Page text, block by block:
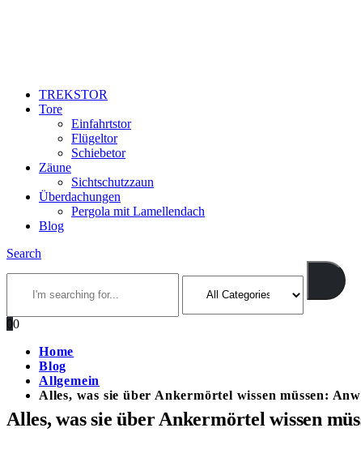
TREKSTOR
Tore
Einfahrtstor
Flügeltor
Schiebetor
Zäune
Sichtschutzzaun
Überdachungen
Pergola mit Lamellendach
Blog
Search
00
Home
Blog
Allgemein
Alles, was sie über Ankermörtel wissen müssen:
Alles, was sie über Ankermörtel wissen